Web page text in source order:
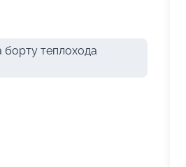
борту теплохода